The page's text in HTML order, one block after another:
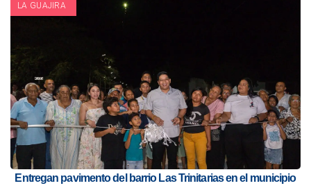
LA GUAJIRA
Entregan pavimento del barrio Las Trinitarias en el municipio